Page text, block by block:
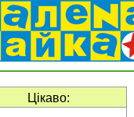
Цікаво: